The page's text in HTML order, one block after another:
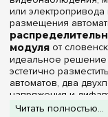
IP30(1)
IP40(2)
Ширина, мм
87 мм(1)
или электропривода
размещения
модуля от
идеальное
эстетично
автоматов, два
напряжения и
выключатель.
Читать полностью...